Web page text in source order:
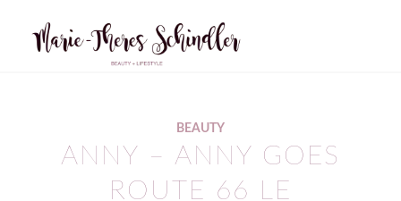
BEAUTY
ANNY – ANNY GOES
ROUTE 66 LE